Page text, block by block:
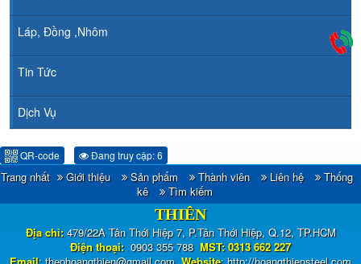
Láp, Đồng ,Nhôm
Tin Tức
Dịch Vụ
QR-code Đang truy cập: 6
Trang nhất Giới thiệu Sản phẩm Thành viên Liên hệ
Thống
kê
Tìm kiếm
CÔNG TY TNHH ĐẦU TƯ TM - XNK HOÀNG
THIÊN
Địa chỉ:479/22A Tân Thới Hiệp 7, P.Tân Thới Hiệp, Q.12, TP.HCM
Điện thoại: 0903 355 788 MST: 0313 662 227